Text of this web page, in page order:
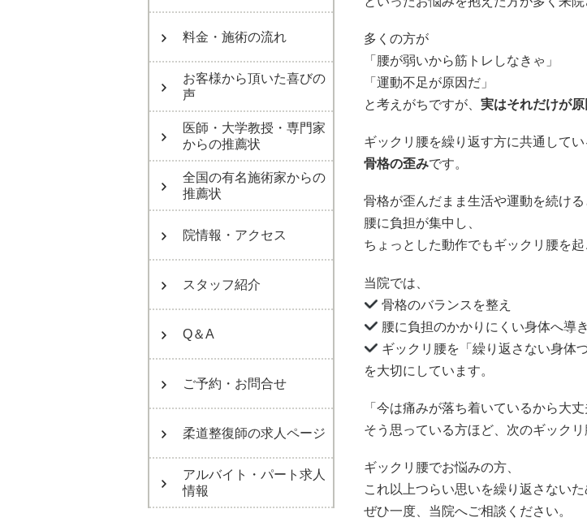
料金・施術の流れ
お客様から頂いた喜びの
声
医師・大学教授・専門家
からの推薦状
全国の有名施術家からの
推薦状
院情報・アクセス
スタッフ紹介
Q＆A
ご予約・お問合せ
柔道整復師の求人ページ
アルバイト・パート求人
情報
多くの方が
「腰が弱いから筋トレしなきゃ」
「運動不足が原因だ」
と考えがちですが、 実はそれだけが原
ギックリ腰を繰り返す方に共通してい
骨格の歪みです。
骨格が歪んだまま生活や運動を続ける
腰に負担が集中し、
ちょっとした動作でもギックリ腰を起
当院では、
骨格のバランスを整え
腰に負担のかかりにくい身体へ導き
ギックリ腰を「繰り返さない身体づ
を大切にしています。
「今は痛みが落ち着いているから大丈
そう思っている方ほど、次のギックリ
ギックリ腰でお悩みの方、
これ以上つらい思いを繰り返さないた
ぜひ一度、当院へご相談ください。